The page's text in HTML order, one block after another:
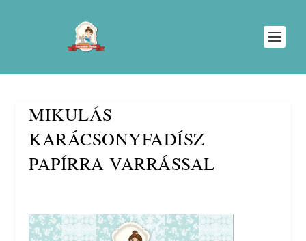
MIKULÁS
KARÁCSONYFADÍSZ
PAPÍRRA VARRÁSSAL